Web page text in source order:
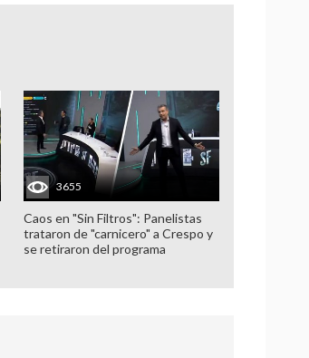
3655
Caos en "Sin Filtros": Panelistas
trataron de "carnicero" a Crespo y
se retiraron del programa